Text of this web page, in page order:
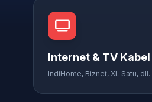
Internet & TV Kabel
IndiHome, Biznet, XL Satu, dll.